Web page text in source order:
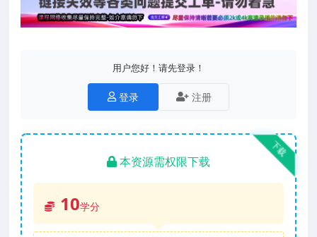
用户您好！请先登录！
登录 注册
下载
本资源需权限下载
10学分